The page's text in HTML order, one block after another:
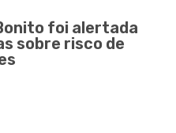
foi alertada
sobre risco de